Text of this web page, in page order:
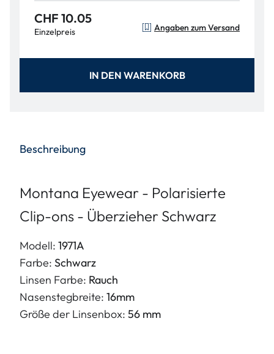
CHF 10.05
Einzelpreis Angaben zum Versand
IN DEN WARENKORB
Beschreibung
Montana Eyewear - Polarisierte
Clip-ons - Überzieher Schwarz
Modell: 1971A
Farbe: Schwarz
Linsen Farbe: Rauch
Nasenstegbreite: 16mm
Größe der Linsenbox: 56 mm